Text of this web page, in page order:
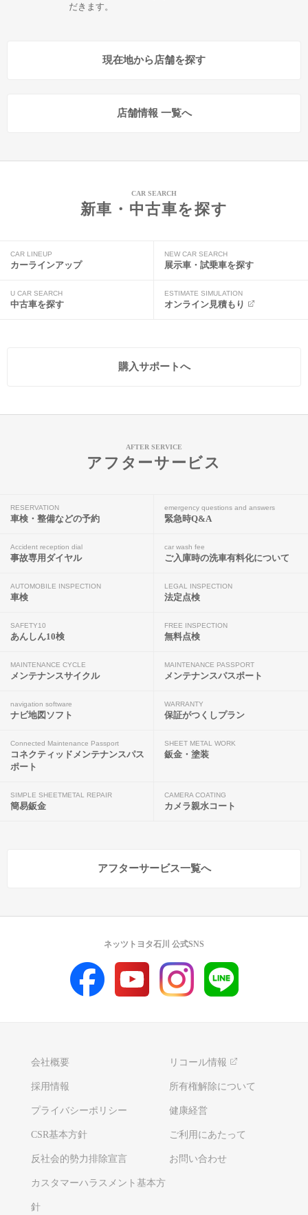
だきます。
現在地から店舗を探す
店舗情報 一覧へ
CAR SEARCH
新車・中古車を探す
CAR LINEUP
カーラインアップ
NEW CAR SEARCH
展示車・試乗車を探す
U CAR SEARCH
中古車を探す
ESTIMATE SIMULATION
オンライン見積もり
購入サポートへ
AFTER SERVICE
アフターサービス
RESERVATION
車検・整備などの予約
emergency questions and answers
緊急時Q&A
Accident reception dial
事故専用ダイヤル
car wash fee
ご入庫時の洗車有料化について
AUTOMOBILE INSPECTION
車検
LEGAL INSPECTION
法定点検
SAFETY10
あんしん10検
FREE INSPECTION
無料点検
MAINTENANCE CYCLE
メンテナンスサイクル
MAINTENANCE PASSPORT
メンテナンスパスポート
navigation software
ナビ地図ソフト
WARRANTY
保証がつくしプラン
Connected Maintenance Passport
コネクティッドメンテナンスパス
ポート
SHEET METAL WORK
鈑金・塗装
SIMPLE SHEETMETAL REPAIR
簡易鈑金
CAMERA COATING
カメラ親水コート
アフターサービス一覧へ
会社概要 リコール情報
採用情報 所有権解除について
プライバシーポリシー 健康経営
CSR基本方針 ご利用にあたって
反社会的勢力排除宣言 お問い合わせ
カスタマーハラスメント基本方
針
ネッツトヨタ石川 公式SNS